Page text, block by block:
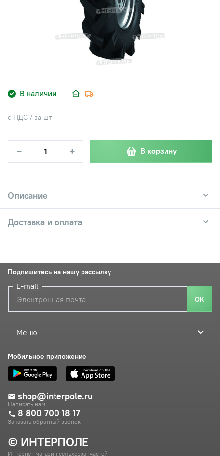
В наличии
с НДС / за шт
− + В корзину
Описание
Доставка и оплата
© ИНТЕРПОЛЕ
Интернет-магазин сельхоззапчастей
Меню
Мобильное приложение
shop@interpole.ru
Написать нам
8 800 700 18 17
Заказать обратный звонок
Подпишитесь на нашу рассылку
E-mail
ОК